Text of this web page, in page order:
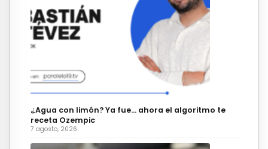
¿Agua con limón? Ya fue… ahora el algoritmo te
receta Ozempic
7 agosto, 2026